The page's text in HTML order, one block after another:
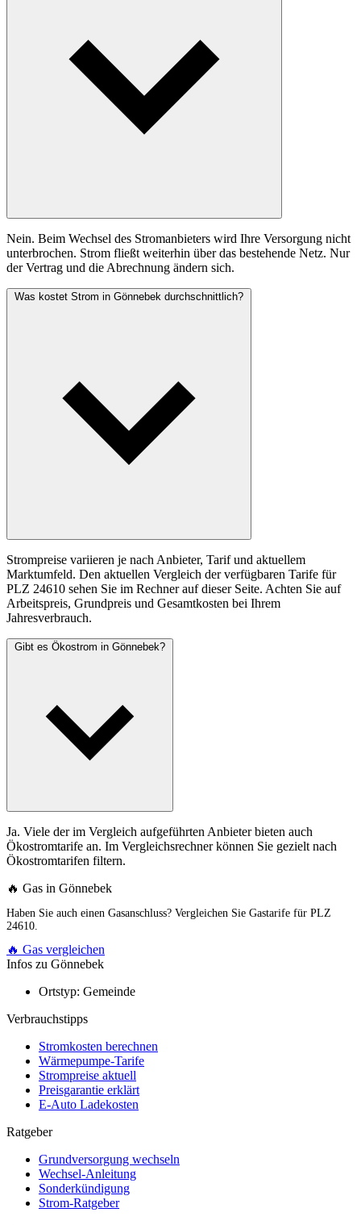
Nein. Beim Wechsel des Stromanbieters wird Ihre Versorgung nicht
unterbrochen. Strom fließt weiterhin über das bestehende Netz. Nur
der Vertrag und die Abrechnung ändern sich.
Was kostet Strom in Gönnebek durchschnittlich?
Strompreise variieren je nach Anbieter, Tarif und aktuellem
Marktumfeld. Den aktuellen Vergleich der verfügbaren Tarife für
PLZ 24610 sehen Sie im Rechner auf dieser Seite. Achten Sie auf
Arbeitspreis, Grundpreis und Gesamtkosten bei Ihrem
Jahresverbrauch.
Gibt es Ökostrom in Gönnebek?
Ja. Viele der im Vergleich aufgeführten Anbieter bieten auch
Ökostromtarife an. Im Vergleichsrechner können Sie gezielt nach
Ökostromtarifen filtern.
🔥 Gas in Gönnebek
Haben Sie auch einen Gasanschluss? Vergleichen Sie Gastarife für PLZ
24610.
🔥 Gas vergleichen
Infos zu Gönnebek
Ortstyp: Gemeinde
Verbrauchstipps
Stromkosten berechnen
Wärmepumpe-Tarife
Strompreise aktuell
Preisgarantie erklärt
E-Auto Ladekosten
Ratgeber
Grundversorgung wechseln
Wechsel-Anleitung
Sonderkündigung
Strom-Ratgeber